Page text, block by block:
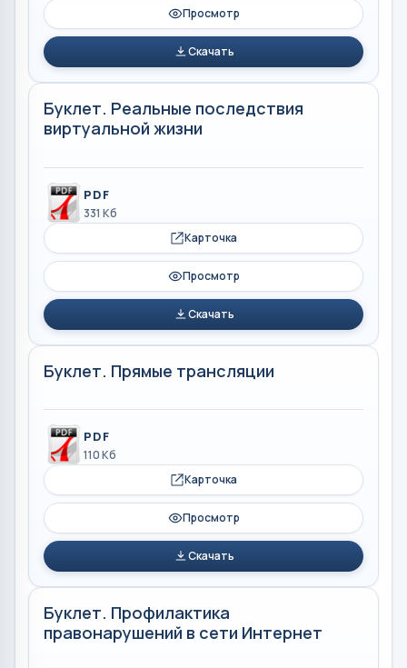
Просмотр
Скачать
Буклет. Реальные последствия
виртуальной жизни
PDF
331 Кб
Карточка
Просмотр
Скачать
Буклет. Прямые трансляции
PDF
110 Кб
Карточка
Просмотр
Скачать
Буклет. Профилактика
правонарушений в сети Интернет